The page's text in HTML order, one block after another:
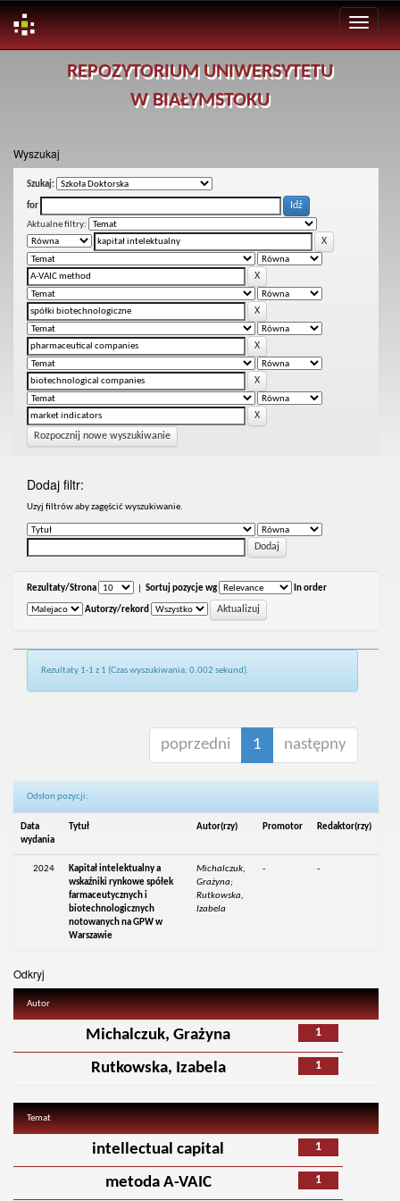
REPOZYTORIUM UNIWERSYTETU
W BIAŁYMSTOKU
Wyszukaj
Szukaj:
for
Aktualne filtry:
Rozpocznij nowe wyszukiwanie
Dodaj filtr:
Uzyj filtrów aby zagęścić wyszukiwanie.
Rezultaty/Strona Sortuj pozycje wg In order
Autorzy/rekord
Rezultaty 1-1 z 1 (Czas wyszukiwania: 0.002 sekund).
poprzedni 1 następny
Odsłon pozycji:
Data
wydania
Tytuł Autor(rzy) Promotor Redaktor(rzy)
2024
Kapitał intelektualny a
wskaźniki rynkowe spółek
farmaceutycznych i
biotechnologicznych
notowanych na GPW w
Warszawie
Michalczuk,
Grażyna;
Rutkowska,
Izabela
- -
Odkryj
Autor
1
Michalczuk, Grażyna
1
Rutkowska, Izabela
Temat
1
intellectual capital
1
metoda A-VAIC